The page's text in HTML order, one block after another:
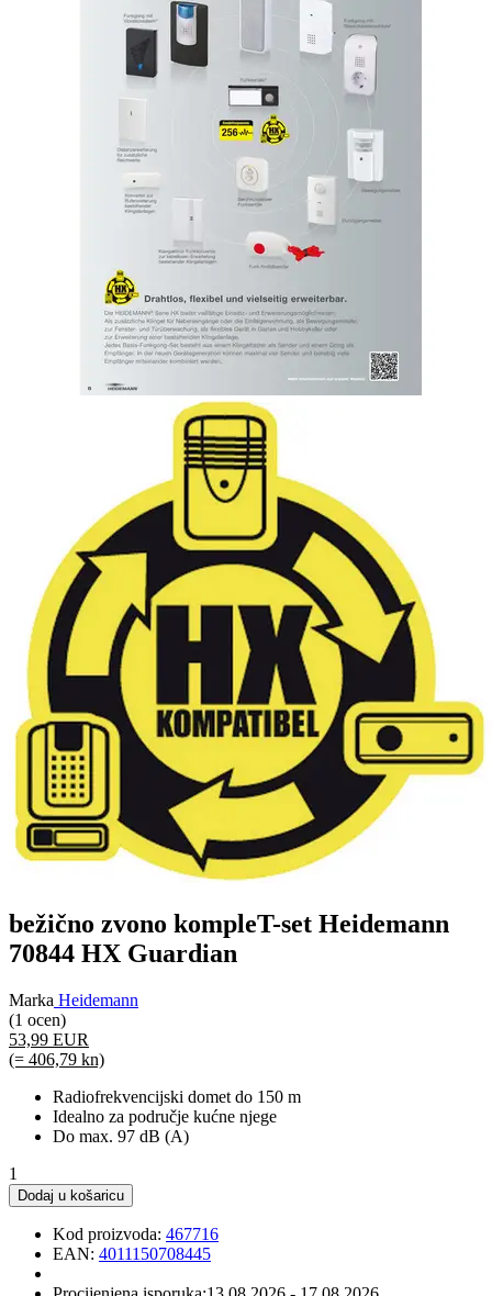
bežično zvono kompleT-set Heidemann
70844 HX Guardian
Marka Heidemann
(1 ocen)
53,99 EUR
(= 406,79 kn)
Radiofrekvencijski domet do 150 m
Idealno za područje kućne njege
Do max. 97 dB (A)
1
Dodaj u košaricu
Kod proizvoda: 467716
EAN: 4011150708445